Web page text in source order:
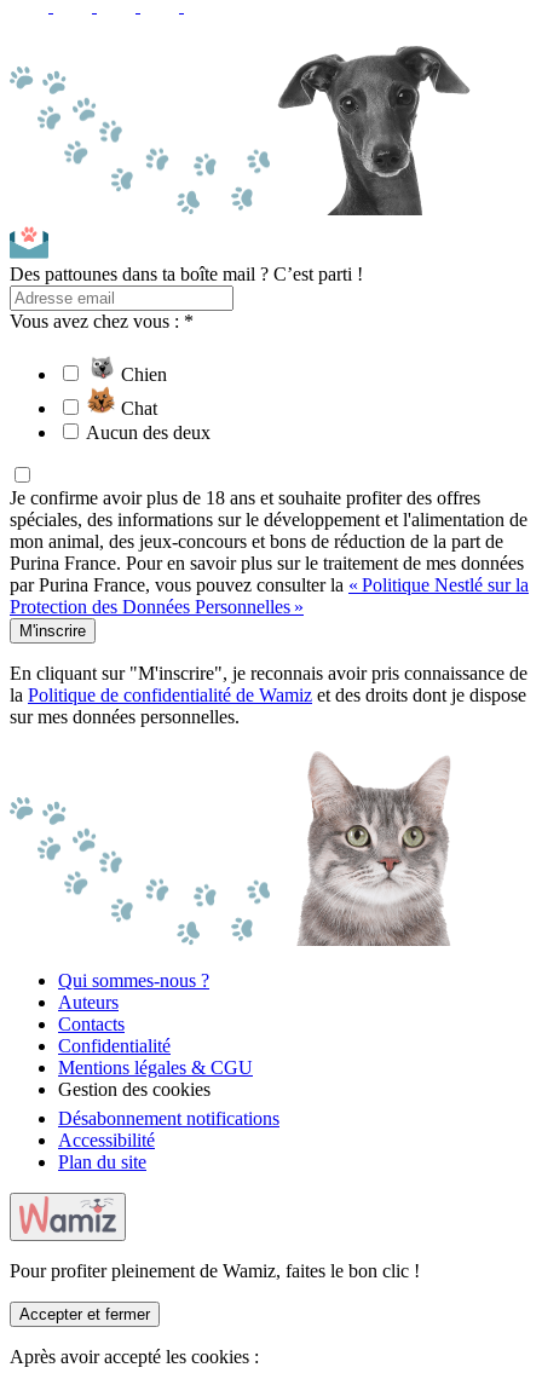
Des pattounes dans ta boîte mail ? C’est parti !
Vous avez chez vous : *
Chien
Chat
Aucun des deux
Je confirme avoir plus de 18 ans et souhaite profiter des offres
spéciales, des informations sur le développement et l'alimentation de
mon animal, des jeux-concours et bons de réduction de la part de
Purina France. Pour en savoir plus sur le traitement de mes données
par Purina France, vous pouvez consulter la « Politique Nestlé sur la
Protection des Données Personnelles »
M'inscrire
En cliquant sur "M'inscrire", je reconnais avoir pris connaissance de
la Politique de confidentialité de Wamiz et des droits dont je dispose
sur mes données personnelles.
Qui sommes-nous ?
Auteurs
Contacts
Confidentialité
Mentions légales & CGU
Gestion des cookies
Désabonnement notifications
Accessibilité
Plan du site
Pour profiter pleinement de Wamiz, faites le bon clic !
Accepter et fermer
Après avoir accepté les cookies :